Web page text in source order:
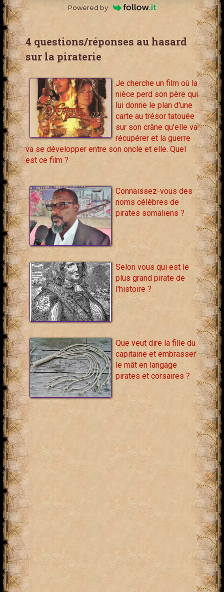
Powered by
4 questions/réponses au hasard
sur la piraterie
Je cherche un film où la
nièce perd son père qui
lui donne le plan d'une
carte au trésor tatouée
sur son crâne qu'elle va
récupérer et la guerre
va se développer entre son oncle et elle. Quel
est ce film ?
Connaissez-vous des
noms célèbres de
pirates somaliens ?
Selon vous qui est le
plus grand pirate de
l'histoire ?
Que veut dire la fille du
capitaine et embrasser
le mât en langage
pirates et corsaires ?